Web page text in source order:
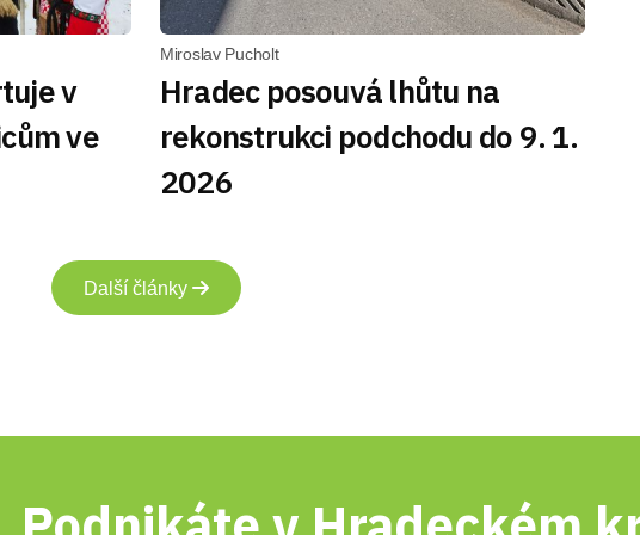
v
ve
Miroslav Pucholt
Hradec posouvá lhůtu na
rekonstrukci podchodu do 9. 1.
2026
Další články